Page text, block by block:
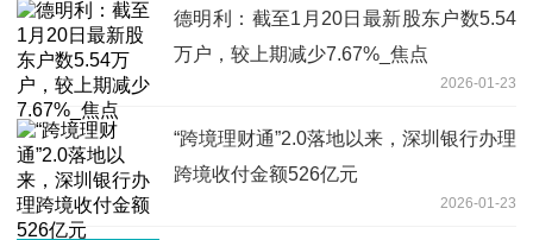
德明利：截至1月20日最新股东户数5.54
万户，较上期减少7.67%_焦点
2026-01-23
“跨境理财通”2.0落地以来，深圳银行办理
跨境收付金额526亿元
2026-01-23